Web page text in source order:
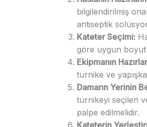
bilgilendirilmiş
antiseptik
Kateter Seçimi:
göre uygun
Ekipmanın
turnike ve
Damarın Yerinin
turnikeyi seçilen
palpe edilmelidir.
Kateterin